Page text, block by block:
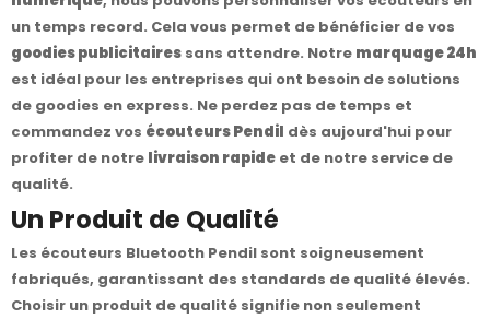
un temps record. Cela vous permet de bénéficier de vos
goodies publicitaires sans attendre. Notre marquage 24h
est idéal pour les entreprises qui ont besoin de solutions
de goodies en express. Ne perdez pas de temps et
commandez vos écouteurs Pendil dès aujourd'hui pour
profiter de notre livraison rapide et de notre service de
qualité.
Un Produit de Qualité
Les écouteurs Bluetooth Pendil sont soigneusement
fabriqués, garantissant des standards de qualité élevés.
Choisir un produit de qualité signifie non seulement